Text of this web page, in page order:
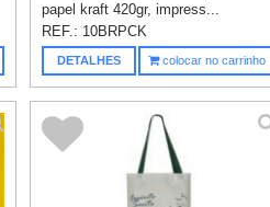
papel kraft 420gr, impress...
REF.: 10BRPCK
DETALHES colocar no carrinho